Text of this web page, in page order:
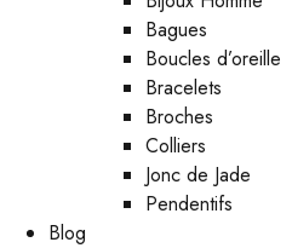
Bagues
Boucles d’oreille
Bracelets
Broches
Colliers
Jonc de Jade
Pendentifs
Blog